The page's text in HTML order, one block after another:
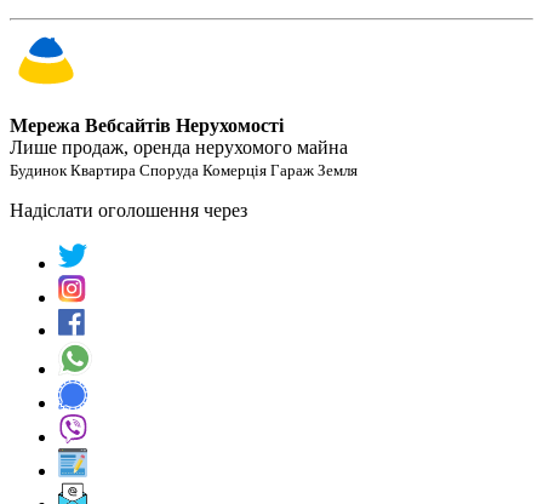
Мережа Вебсайтів Нерухомості
Лише продаж, оренда нерухомого майна
Будинок Квартира Споруда Комерція Гараж Земля
Надіслати оголошення через